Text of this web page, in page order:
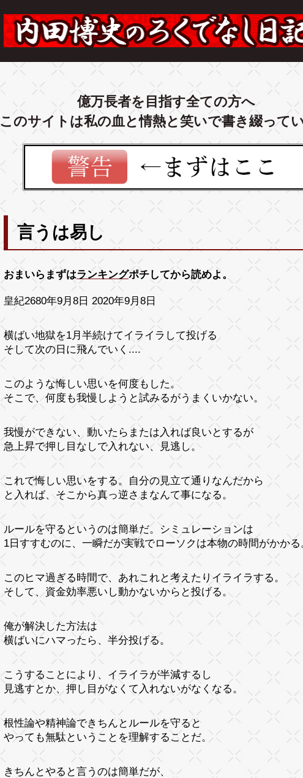
億万長者を目指す全ての方へ
このサイトは私の血と情熱と笑いで書き綴って
言うは易し
おまいらまずはランキングポチしてから読めよ。
皇紀2680年9月8日 2020年9月8日
横ばい地獄を1月半続けてイライラして投げる
そして次の日に飛んでいく....
このような悔しい思いを何度もした。
そこで、何度も我慢しようと試みるがうまくいかない。
我慢ができない、動いたらまたは入れば良いとするが
急上昇で押し目なしで入れない、見逃し。
これで悔しい思いをする。自分の見立て通りなんだから
と入れば、そこから真っ逆さまなんて事になる。
ルールを守るというのは簡単だ。シミュレーションは
1日すすむのに、一瞬だが実戦でローソクは本物の時間がかかる
このヒマ過ぎる時間で、あれこれと考えたりイライラする。
そして、資金効率悪いし動かないからと投げる。
俺が解決した方法は
横ばいにハマったら、半分投げる。
こうすることにより、イライラが半減するし
見逃すとか、押し目がなくて入れないがなくなる。
根性論や精神論できちんとルールを守ると
やっても無駄ということを理解することだ。
きちんとやると言うのは簡単だが、